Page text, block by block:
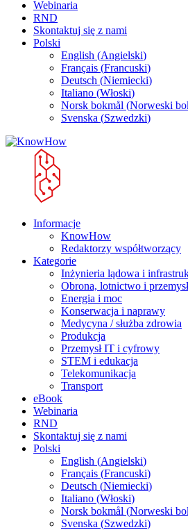
Webinaria
RND
Skontaktuj się z nami
Polski
English (Angielski)
Français (Francuski)
Deutsch (Niemiecki)
Italiano (Włoski)
Norsk bokmål (Norweski
Svenska (Szwedzki)
Informacje
KnowHow
Redaktorzy współtworzący
Kategorie
Inżynieria lądowa i
Obrona, lotnictwo i
Energia i moc
Konserwacja i naprawy
Medycyna / służba zdrowia
Produkcja
Przemysł IT i cyfrowy
STEM i edukacja
Telekomunikacja
Transport
eBook
Webinaria
RND
Skontaktuj się z nami
Polski
English (Angielski)
Français (Francuski)
Deutsch (Niemiecki)
Italiano (Włoski)
Norsk bokmål (Norweski
Svenska (Szwedzki)